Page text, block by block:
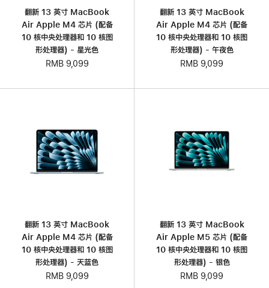
翻新 13 英寸 MacBook
Air Apple M4 芯片 (配备
10 核中央处理器和 10 核图
形处理器) - 星光色
RMB 9,099
翻新 13 英寸 MacBook
Air Apple M4 芯片 (配备
10 核中央处理器和 10 核图
形处理器) - 午夜色
RMB 9,099
翻新 13 英寸 MacBook
Air Apple M4 芯片 (配备
10 核中央处理器和 10 核图
形处理器) - 天蓝色
RMB 9,099
翻新 13 英寸 MacBook
Air Apple M5 芯片 (配备
10 核中央处理器和 10 核图
形处理器) - 银色
RMB 9,099